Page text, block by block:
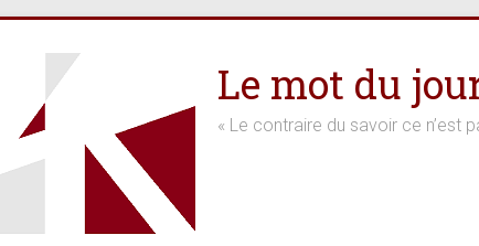
Le mot du
« Le contraire du savoir ce n’est